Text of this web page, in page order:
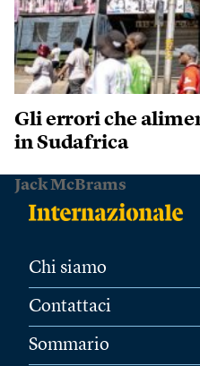
Gli errori che
in Sudafrica
Jack McBrams
Chi siamo
Contattaci
Sommario